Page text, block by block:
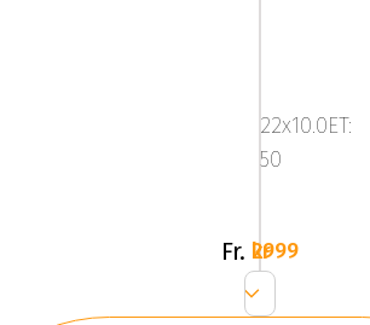
22x10.0ET:
50
Fr. 2999 kr